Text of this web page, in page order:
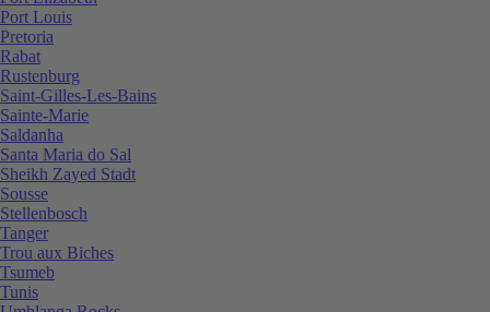
Port Louis
Pretoria
Rabat
Rustenburg
Saint-Gilles-Les-Bains
Sainte-Marie
Saldanha
Santa Maria do Sal
Sheikh Zayed Stadt
Sousse
Stellenbosch
Tanger
Trou aux Biches
Tsumeb
Tunis